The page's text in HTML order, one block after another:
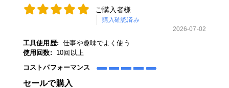
ご購入者様
購入確認済み
2026-07-02
工具使用歴: 仕事や趣味でよく使う
使用回数:
10回以上
コストパフォーマンス
セールで購入